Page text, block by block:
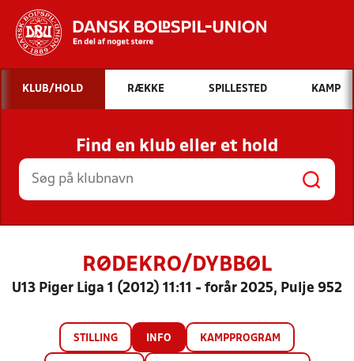
Hvad vil du søge efter?
INDHOLD OG NYHEDER
STILLINGER, RESULTATER, KLUBBER OG
HOLD
KLUB/HOLD RÆKKE SPILLESTED KAMP
Find en klub eller et hold
RØDEKRO/DYBBØL
U13 Piger Liga 1 (2012) 11:11 - forår 2025, Pulje 952
STILLING INFO KAMPPROGRAM